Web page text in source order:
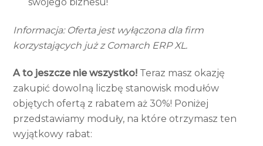
Informacja: Oferta jest wyłączona dla firm
korzystających już z Comarch ERP XL.
A to jeszcze nie wszystko! Teraz masz okazję
zakupić dowolną liczbę stanowisk modułów
objętych ofertą z rabatem aż 30%! Poniżej
przedstawiamy moduły, na które otrzymasz ten
wyjątkowy rabat: